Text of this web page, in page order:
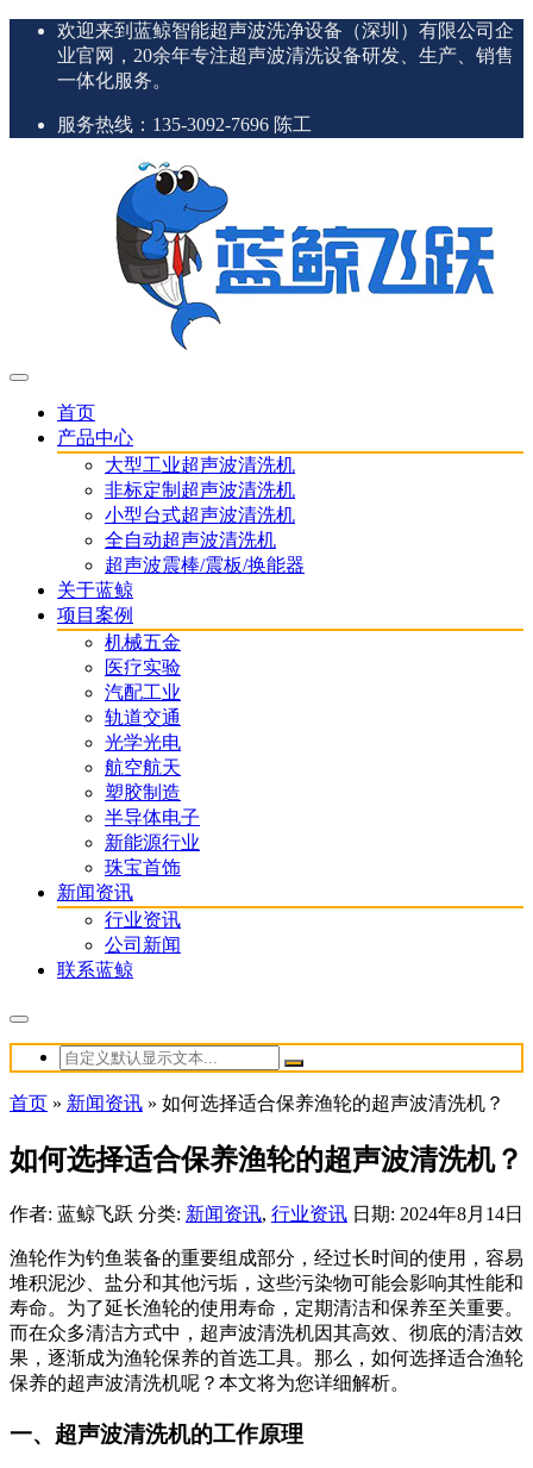
欢迎来到蓝鲸智能超声波洗净设备（深圳）有限公司企
业官网，20余年专注超声波清洗设备研发、生产、销售
一体化服务。
服务热线：135-3092-7696 陈工
首页
产品中心
大型工业超声波清洗机
非标定制超声波清洗机
小型台式超声波清洗机
全自动超声波清洗机
超声波震棒/震板/换能器
关于蓝鲸
项目案例
机械五金
医疗实验
汽配工业
轨道交通
光学光电
航空航天
塑胶制造
半导体电子
新能源行业
珠宝首饰
新闻资讯
行业资讯
公司新闻
联系蓝鲸
首页 » 新闻资讯 » 如何选择适合保养渔轮的超声波清洗机？
如何选择适合保养渔轮的超声波清洗机？
作者: 蓝鲸飞跃 分类: 新闻资讯, 行业资讯 日期: 2024年8月14日
渔轮作为钓鱼装备的重要组成部分，经过长时间的使用，容易
堆积泥沙、盐分和其他污垢，这些污染物可能会影响其性能和
寿命。为了延长渔轮的使用寿命，定期清洁和保养至关重要。
而在众多清洁方式中，超声波清洗机因其高效、彻底的清洁效
果，逐渐成为渔轮保养的首选工具。那么，如何选择适合渔轮
保养的超声波清洗机呢？本文将为您详细解析。
一、超声波清洗机的工作原理